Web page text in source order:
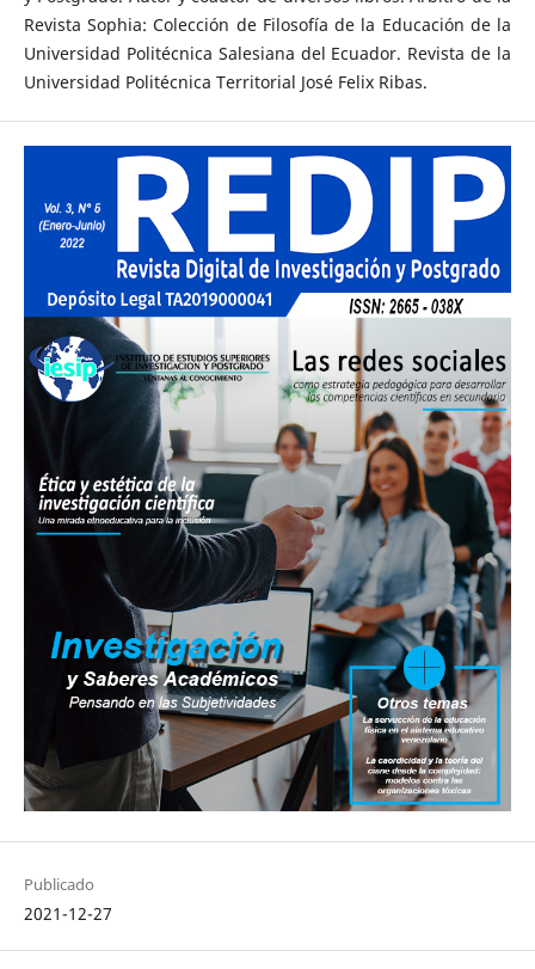
Revista Sophia: Colección de Filosofía de la Educación de la
Universidad Politécnica Salesiana del Ecuador. Revista de la
Universidad Politécnica Territorial José Felix Ribas.
Publicado
2021-12-27